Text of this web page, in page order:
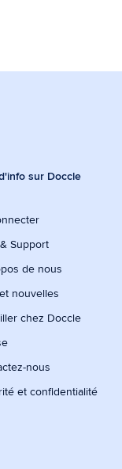
sur Doccle
Support
de nous
nouvelles
chez Doccle
nous
et confidentialité